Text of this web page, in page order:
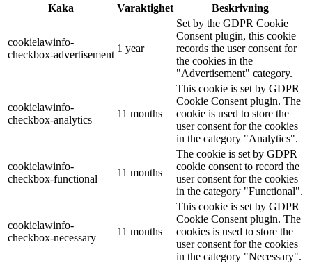
Kaka
Varaktighet Beskrivning
cookielawinfo-
checkbox-advertisement
1 year
Set by the GDPR Cookie
Consent plugin, this cookie
records the user consent for
the cookies in the
"Advertisement" category.
cookielawinfo-
checkbox-analytics
11 months
This cookie is set by GDPR
Cookie Consent plugin. The
cookie is used to store the
user consent for the cookies
in the category "Analytics".
cookielawinfo-
checkbox-functional
11 months
The cookie is set by GDPR
cookie consent to record the
user consent for the cookies
in the category "Functional".
cookielawinfo-
checkbox-necessary
11 months
This cookie is set by GDPR
Cookie Consent plugin. The
cookies is used to store the
user consent for the cookies
in the category "Necessary".